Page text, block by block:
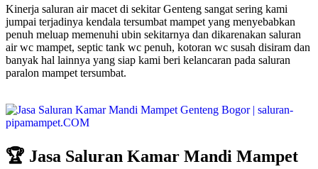
Kinerja saluran air macet di sekitar Genteng sangat sering kami
jumpai terjadinya kendala tersumbat mampet yang menyebabkan
penuh meluap memenuhi ubin sekitarnya dan dikarenakan saluran
air wc mampet, septic tank wc penuh, kotoran wc susah disiram dan
banyak hal lainnya yang siap kami beri kelancaran pada saluran
paralon mampet tersumbat.
🏆 Jasa Saluran Kamar Mandi Mampet